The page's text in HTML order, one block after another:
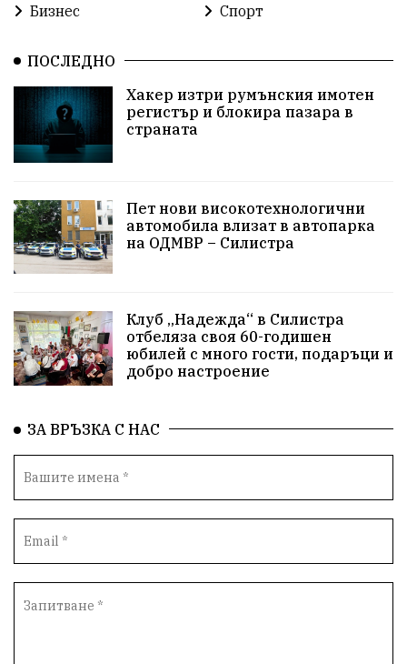
Бизнес
Спорт
ПОСЛЕДНО
Хакер изтри румънския имотен
регистър и блокира пазара в
страната
Пет нови високотехнологични
автомобила влизат в автопарка
на ОДМВР – Силистра
Клуб „Надежда“ в Силистра
отбеляза своя 60-годишен
юбилей с много гости, подаръци и
добро настроение
ЗА ВРЪЗКА С НАС